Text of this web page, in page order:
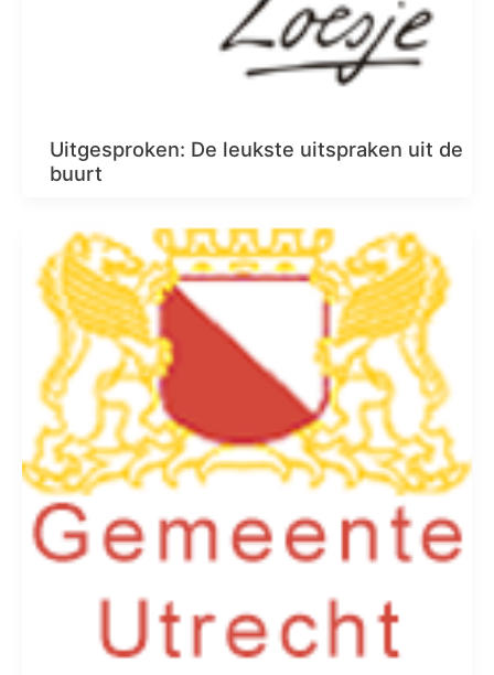
Uitgesproken: De leukste uitspraken uit de
buurt